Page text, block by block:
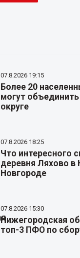
07.8.2026 19:15
Более 20
могут
округе
07.8.2026 18:25
Что интересного
деревня Ляхово
Новгороде
07.8.2026 15:30
Нижегородская
топ-3 ПФО по